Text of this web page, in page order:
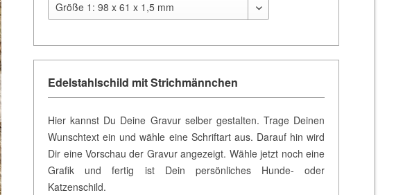
Edelstahlschild mit Strichmännchen
Hier kannst Du Deine Gravur selber gestalten. Trage Deinen
Wunschtext ein und wähle eine Schriftart aus. Darauf hin wird
Dir eine Vorschau der Gravur angezeigt. Wähle jetzt noch eine
Grafik und fertig ist Dein persönliches Hunde- oder
Katzenschild.